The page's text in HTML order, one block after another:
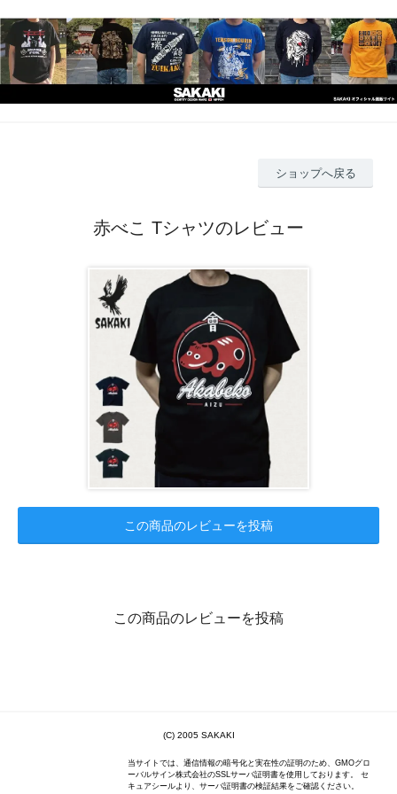
ショップへ戻る
赤べこ Tシャツのレビュー
この商品のレビューを投稿
この商品のレビューを投稿
(C) 2005 SAKAKI
当サイトでは、通信情報の暗号化と実在性の証明のため、GMOグロ
ーバルサイン株式会社のSSLサーバ証明書を使用しております。 セ
キュアシールより、サーバ証明書の検証結果をご確認ください。